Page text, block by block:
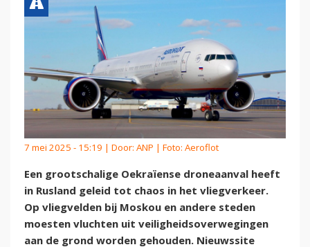
7 mei 2025 - 15:19 | Door: ANP | Foto: Aeroflot
Een grootschalige Oekraïense droneaanval heeft
in Rusland geleid tot chaos in het vliegverkeer.
Op vliegvelden bij Moskou en andere steden
moesten vluchten uit veiligheidsoverwegingen
aan de grond worden gehouden. Nieuwssite